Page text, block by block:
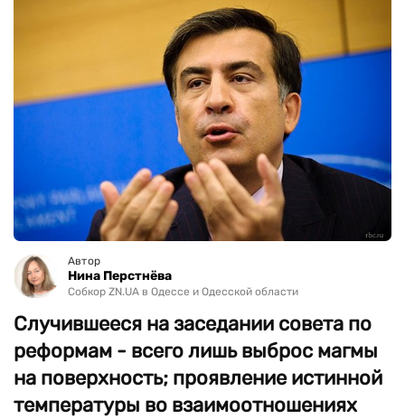
Автор
Нина Перстнёва
Собкор ZN.UA в Одессе и Одесской области
Случившееся на заседании совета по
реформам - всего лишь выброс магмы
на поверхность; проявление истинной
температуры во взаимоотношениях